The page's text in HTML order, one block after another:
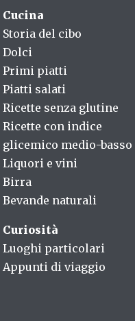
Cucina
Storia del cibo
Dolci
Primi piatti
Piatti salati
Ricette senza glutine
Ricette con indice
glicemico medio-basso
Liquori e vini
Birra
Bevande naturali
Curiosità
Luoghi particolari
Appunti di viaggio